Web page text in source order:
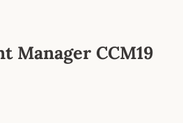
Manager CCM19